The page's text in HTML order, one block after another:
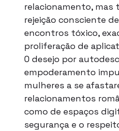
relacionamento, mas
rejeição consciente
encontros tóxico,
proliferação de
O desejo por
empoderamento
mulheres a se
relacionamentos
como de espaços
segurança e o